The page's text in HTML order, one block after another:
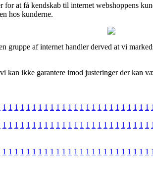
for at få kendskab til internet webshoppens
hos kunderne.
af internet handler derved at vi
kan ikke garantere imod justeringer der kan
1 1 1 1 1 1 1 1 1 1 1 1 1 1 1 1 1 1 1 1 1 1 1 1 1 1
1 1 1 1 1 1 1 1 1 1 1 1 1 1 1 1 1 1 1 1 1 1 1 1 1 1
1 1 1 1 1 1 1 1 1 1 1 1 1 1 1 1 1 1 1 1 1 1 1 1 1 1